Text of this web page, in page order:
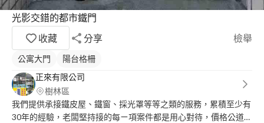
光影交錯的都市鐵門
收藏
分享 檢舉
公寓大門
陽台格柵
正來有限公司
樹林區
我們提供承接鐵皮屋、鐵窗、採光罩等等之類的服務，累積至少有
30年的經驗，老闆堅持接的每ㄧ項案件都是用心對待，價格公道、